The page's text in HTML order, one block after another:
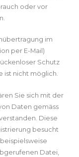
oder vor
im
per E-Mail)
Schutz
ist nicht möglich.
Sie sich mit der
Daten gemäss
Diese
besucht
Datei,